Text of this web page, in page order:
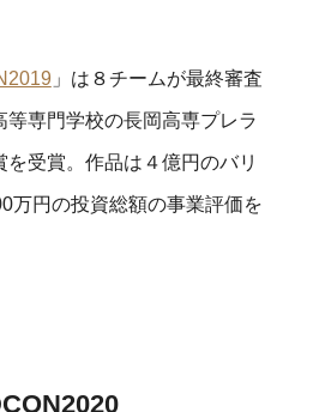
」は８チームが最終審査
等専門学校の長岡高専プレラ
を受賞。作品は４億円のバリ
万円の投資総額の事業評価を